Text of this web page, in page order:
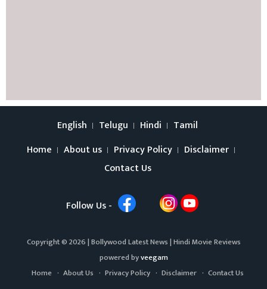
English Telugu Hindi
Tamil
Home
About us Privacy Policy
Disclaimer
Contact Us
Follow Us -
Copyright © 2026 |Bollywood Latest News|Hindi Movie Reviews
powered byveegam
Home
About Us Privacy Policy Disclaimer Contact Us